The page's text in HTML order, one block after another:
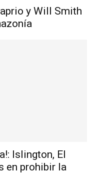
y Will Smith
Islington, El
en prohibir la